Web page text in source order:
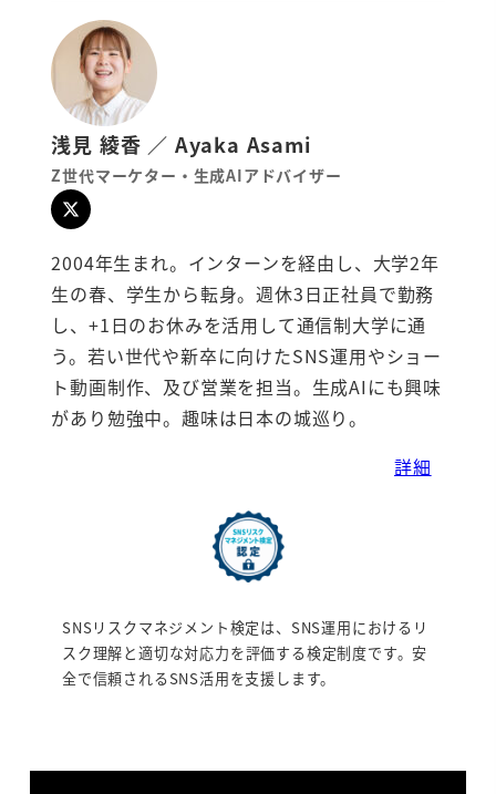
浅見 綾香 ／ Ayaka Asami
Z世代マーケター・生成AIアドバイザー
2004年生まれ。インターンを経由し、大学2年
生の春、学生から転身。週休3日正社員で勤務
し、+1日のお休みを活用して通信制大学に通
う。若い世代や新卒に向けたSNS運用やショー
ト動画制作、及び営業を担当。生成AIにも興味
があり勉強中。趣味は日本の城巡り。
詳細
SNSリスクマネジメント検定は、SNS運用におけるリ
スク理解と適切な対応力を評価する検定制度です。安
全で信頼されるSNS活用を支援します。